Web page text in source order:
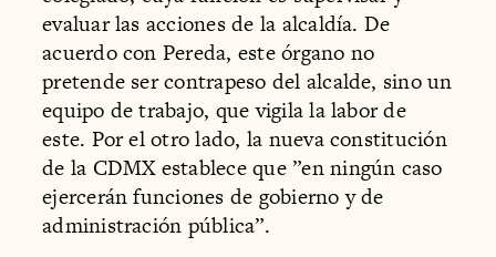
evaluar las acciones de la alcaldía. De
acuerdo con Pereda, este órgano no
pretende ser contrapeso del alcalde, sino un
equipo de trabajo, que vigila la labor de
este. Por el otro lado, la nueva constitución
de la CDMX establece que ”en ningún caso
ejercerán funciones de gobierno y de
administración pública”.